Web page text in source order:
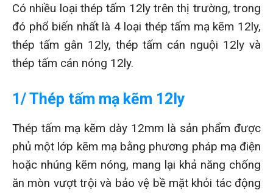
Có nhiều loại thép tấm 12ly trên thị trường, trong
đó phổ biến nhất là 4 loại thép tấm mạ kẽm 12ly,
thép tấm gân 12ly, thép tấm cán nguội 12ly và
thép tấm cán nóng 12ly.
1/ Thép tấm mạ kẽm 12ly
Thép tấm mạ kẽm dày 12mm là sản phẩm được
phủ một lớp kẽm mạ bằng phương pháp mạ điện
hoặc nhúng kẽm nóng, mang lại khả năng chống
ăn mòn vượt trội và bảo vệ bề mặt khỏi tác động